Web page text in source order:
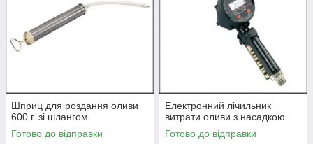
Шприц для роздання оливи
600 г. зі шлангом
Готово до відправки
Електронний лічильник
витрати оливи з насадкою.
Готово до відправки